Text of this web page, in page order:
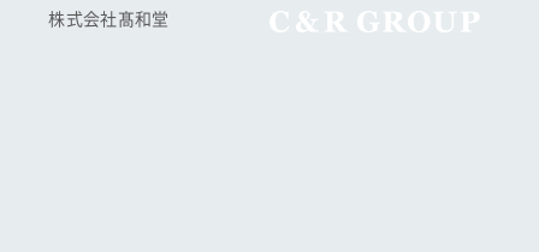
株式会社髙和堂